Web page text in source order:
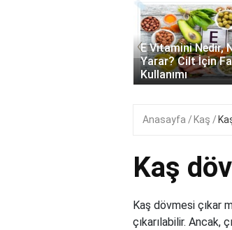
E Vitamini Nedir,
Yarar? Cilt İçin
Kullanımı
‹
Anasayfa Kaş
Kaş
Kaş dövmesi çıkar
çıkarılabilir. Ancak,